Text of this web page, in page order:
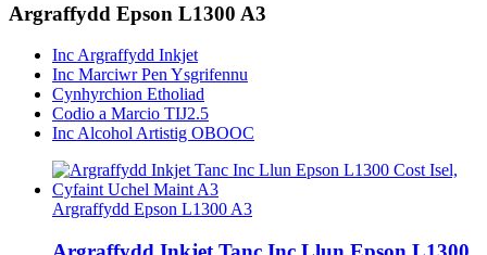
Argraffydd Epson L1300 A3
Inc Argraffydd Inkjet
Inc Marciwr Pen Ysgrifennu
Cynhyrchion Etholiad
Codio a Marcio TIJ2.5
Inc Alcohol Artistig OBOOC
Argraffydd Epson L1300 A3